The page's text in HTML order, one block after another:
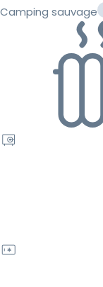
Camping sauvage